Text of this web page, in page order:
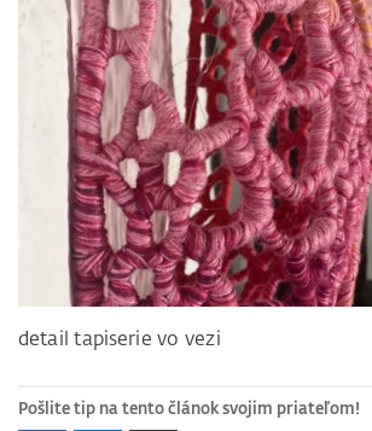
detail tapiserie vo vezi
Pošlite tip na tento článok svojim priateľom!